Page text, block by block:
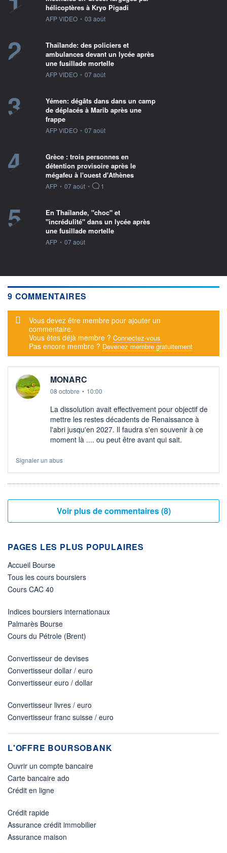
hélicoptères à Kryo Pigadi
information fournie par
AFP VIDEO • 03 août
2
Thaïlande: des policiers et
ambulances devant un lycée après
une fusillade mortelle
information fournie par
AFP VIDEO • 07 août
3
Yémen: dégâts dans dans un camp
de déplacés à Marib après une
frappe
information fournie par
AFP VIDEO • 07 août
4
Grèce : trois personnes en
détention provisoire après le
mégafeu à l'ouest d'Athènes
information fournie par
AFP • 07 août • 1
5
En Thaïlande, "choc" et
"incrédulité" dans un lycée après
une fusillade mortelle
information fournie par
AFP • 07 août
9 COMMENTAIRES
Message d'alerte
Vous devez être membre pour ajouter un
commentaire.
Vous êtes déjà membre ? Connectez-vous
Pas encore membre ? Devenez membre gratuitement
MONARC
08 octobre • 10:00
La dissolution avait effectivement pour objectif de
mettre les restes décadents de Renaissance à
l'abri jusqu'en 2027. Il faudra s'en souvenir à ce
moment là .... ou peut être avant qui sait.
Signaler un abus
Voir plus de commentaires (8)
PAGES LES PLUS POPULAIRES
Accueil Bourse
Tous les cours boursiers
Cours CAC 40
Indices boursiers internationaux
Palmarès Bourse
Cours du Pétrole (Brent)
Convertisseur de devises
Convertisseur dollar / euro
Convertisseur euro / dollar
Convertisseur livres / euro
Convertisseur franc suisse / euro
L'OFFRE BOURSOBANK
Ouvrir un compte bancaire
Carte bancaire ado
Crédit en ligne
Crédit rapide
Assurance crédit immobilier
Assurance maison